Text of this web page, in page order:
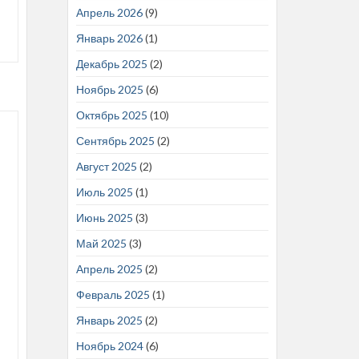
Апрель 2026(9)
Январь 2026(1)
Декабрь 2025 (2)
Ноябрь 2025 (6)
Октябрь 2025 (10)
Сентябрь 2025 (2)
Август 2025 (2)
Июль 2025 (1)
Июнь 2025 (3)
Май 2025 (3)
Апрель 2025 (2)
Февраль 2025 (1)
Январь 2025 (2)
Ноябрь 2024(6)